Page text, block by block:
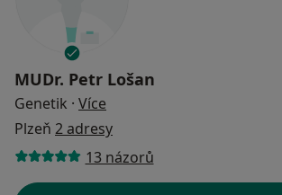
MUDr. Petr Lošan
Genetik · Více
Plzeň 2 adresy
13 názorů